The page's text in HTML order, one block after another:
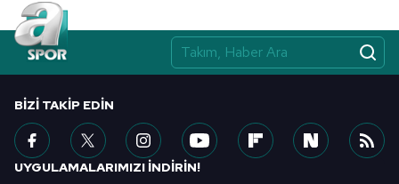
BIZI TAKIP EDIN
UYGULAMALARIMIZI İNDİRİN!